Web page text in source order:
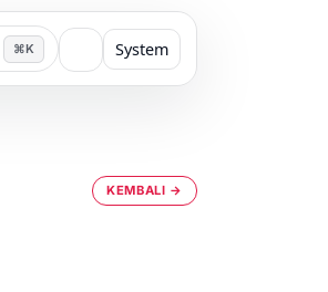
⌘K System
KEMBALI →